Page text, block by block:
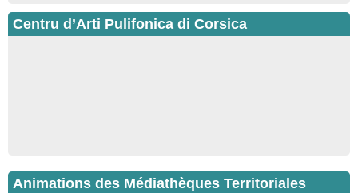
Centru d’Arti Pulifonica di Corsica
Animations des Médiathèques Territoriales